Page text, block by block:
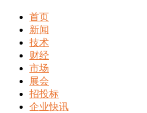
首页
新闻
技术
财经
市场
展会
招投标
企业快讯